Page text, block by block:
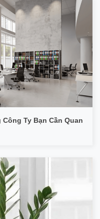
Ty Bạn Cần Quan